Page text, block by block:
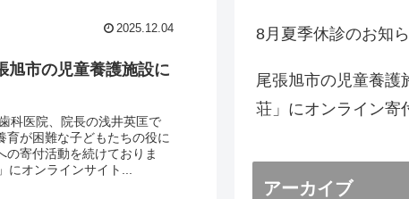
2025.12.04
旭市の児童養護施設に
科医院、院長の浅井英匡で
育が困難な子どもたちの役に
の寄付活動を続けておりま
にオンラインサイト...
8月夏季休診のお知
尾張旭市の児童養護
荘」にオンライン寄
アーカイブ